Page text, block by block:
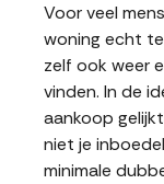
Voor veel
woning echt
zelf ook weer
vinden. In de
aankoop
niet je
minimale